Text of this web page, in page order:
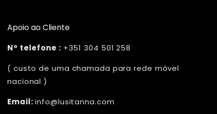
Apoio ao Cliente
Nº telefone : +351 304 501 258
( custo de uma chamada para rede móvel
nacional )
Email:info@lusitanna.com